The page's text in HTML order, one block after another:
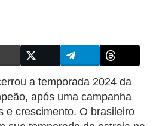
a temporada 2024 da
após uma campanha
e crescimento. O brasileiro